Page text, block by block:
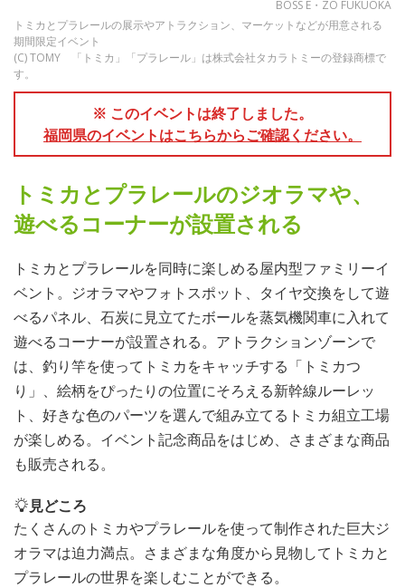
BOSS E・ZO FUKUOKA
トミカとプラレールの展示やアトラクション、マーケットなどが用意される
期間限定イベント
(C) TOMY 「トミカ」「プラレール」は株式会社タカラトミーの登録商標で
す。
※ このイベントは終了しました。
福岡県のイベントはこちらからご確認ください。
トミカとプラレールのジオラマや、
遊べるコーナーが設置される
トミカとプラレールを同時に楽しめる屋内型ファミリーイ
ベント。ジオラマやフォトスポット、タイヤ交換をして遊
べるパネル、石炭に見立てたボールを蒸気機関車に入れて
遊べるコーナーが設置される。アトラクションゾーンで
は、釣り竿を使ってトミカをキャッチする「トミカつ
り」、絵柄をぴったりの位置にそろえる新幹線ルーレッ
ト、好きな色のパーツを選んで組み立てるトミカ組立工場
が楽しめる。イベント記念商品をはじめ、さまざまな商品
も販売される。
見どころ
たくさんのトミカやプラレールを使って制作された巨大ジ
オラマは迫力満点。さまざまな角度から見物してトミカと
プラレールの世界を楽しむことができる。